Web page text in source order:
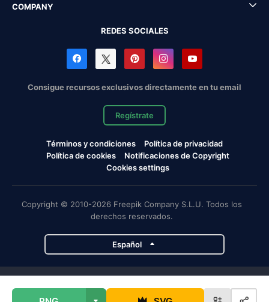
COMPANY
REDES SOCIALES
Consigue recursos exclusivos directamente en tu email
Regístrate
Términos y condiciones
Política de privacidad
Política de cookies
Notificaciones de Copyright
Cookies settings
Copyright © 2010-2026 Freepik Company S.L.U. Todos los
derechos reservados.
Español